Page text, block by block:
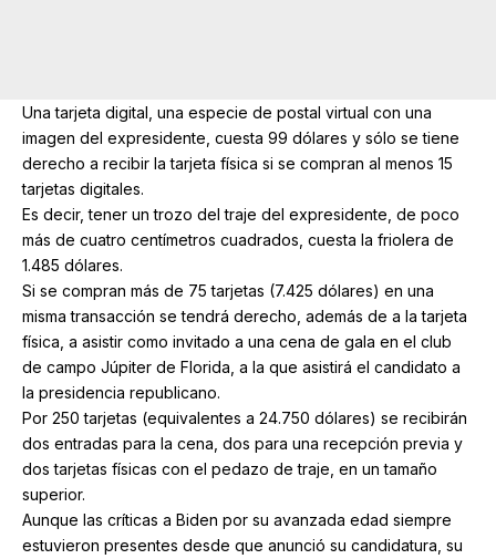
Una tarjeta digital, una especie de postal virtual con una
imagen del expresidente, cuesta 99 dólares y sólo se tiene
derecho a recibir la tarjeta física si se compran al menos 15
tarjetas digitales.
Es decir, tener un trozo del traje del expresidente, de poco
más de cuatro centímetros cuadrados, cuesta la friolera de
1.485 dólares.
Si se compran más de 75 tarjetas (7.425 dólares) en una
misma transacción se tendrá derecho, además de a la tarjeta
física, a asistir como invitado a una cena de gala en el club
de campo Júpiter de Florida, a la que asistirá el candidato a
la presidencia republicano.
Por 250 tarjetas (equivalentes a 24.750 dólares) se recibirán
dos entradas para la cena, dos para una recepción previa y
dos tarjetas físicas con el pedazo de traje, en un tamaño
superior.
Aunque las críticas a Biden por su avanzada edad siempre
estuvieron presentes desde que anunció su candidatura, su